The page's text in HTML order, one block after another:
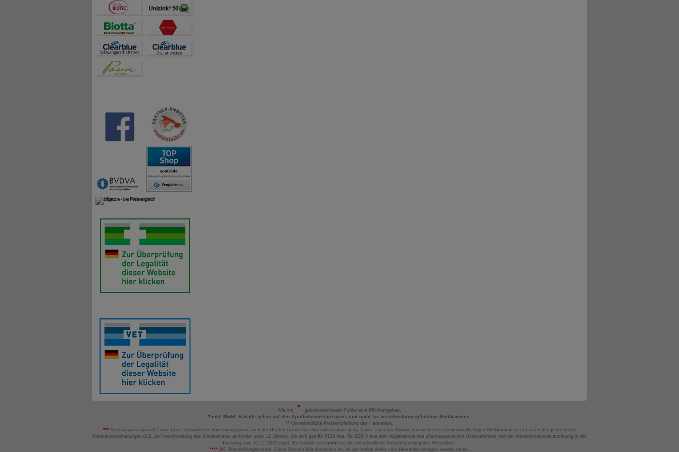
Alle mit
gekennzeichneten Felder sind Pflichtangaben.
* inkl. MwSt. Rabatte gelten auf den Apothekenverkaufspreis und nicht für verschreibungspflichtige Medikamente.
**Unverbindliche Preisempfehlung des Herstellers.
*** Verkaufspreis gemäß Lauer-Taxe; verbindlicher Abrechnungspreis nach der Großen Deutschen Spezialitätentaxe (sog. Lauer-Taxe) bei Abgabe von nicht verschreibungspflichtigen Medikamenten zu Lasten der gesetzlichen
Krankenversicherungen (z.B. bei Verschreibung des Medikaments an Kinder unter 12 Jahren), die sich gemäß §129 Abs. 5a SGB V aus dem Abgabepreis des pharmazeutischen Unternehmens und der Arzneimittelpreisverordnung in der
Fassung zum 31.12.2003 ergibt. Es handelt sich nicht um die unverbindliche Preisempfehlung des Herstellers.
**** BK: Beschaffungskosten. Diese Summe fällt zusätzlich an, da der Artikel direkt vom Hersteller bezogen werden muss.